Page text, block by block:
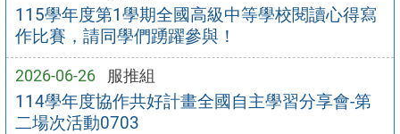
115學年度第1學期全國高級中等學校閱讀心得寫
作比賽，請同學們踴躍參與！
2026-06-26 服推組
114學年度協作共好計畫全國自主學習分享會-第
二場次活動0703